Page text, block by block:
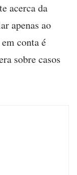
acerca da
apenas ao
conta é
sobre casos